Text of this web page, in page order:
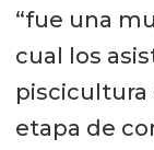
“fue una
cual los
etapa de